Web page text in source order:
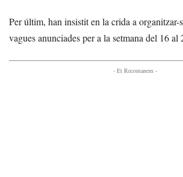
Per últim, han insistit en la crida a organitzar-
vagues anunciades per a la setmana del 16 al
- Et Recomanem -